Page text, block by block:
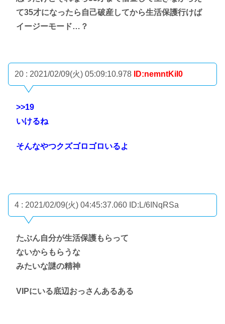
て35才になったら自己破産してから生活保護行けば
イージーモード…？
20 : 2021/02/09(火) 05:09:10.978 ID:nemntKiI0
>>19
いけるね
そんなやつクズゴロゴロいるよ
4 : 2021/02/09(火) 04:45:37.060 ID:L/6INqRSa
たぶん自分が生活保護もらって
ないからもらうな
みたいな謎の精神
VIPにいる底辺おっさんあるある